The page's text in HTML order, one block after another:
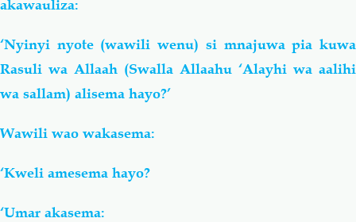
akawauliza:
‘Nyinyi nyote (wawili wenu) si mnajuwa pia kuwa
Rasuli wa Allaah (Swalla Allaahu ‘Alayhi wa aalihi
wa sallam) alisema hayo?’
Wawili wao wakasema:
‘Kweli amesema hayo?
‘Umar akasema: